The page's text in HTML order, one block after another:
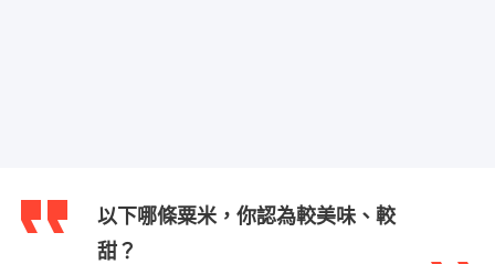
以下哪條粟米，你認為較美味、較
甜？